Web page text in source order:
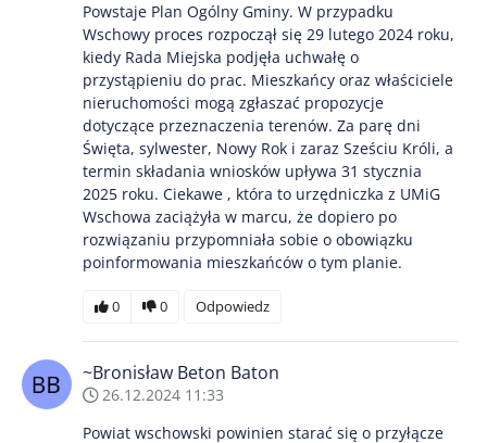
Powstaje Plan Ogólny Gminy. W przypadku
Wschowy proces rozpoczął się 29 lutego 2024 roku,
kiedy Rada Miejska podjęła uchwałę o
przystąpieniu do prac. Mieszkańcy oraz właściciele
nieruchomości mogą zgłaszać propozycje
dotyczące przeznaczenia terenów. Za parę dni
Święta, sylwester, Nowy Rok i zaraz Sześciu Króli, a
termin składania wniosków upływa 31 stycznia
2025 roku. Ciekawe , która to urzędniczka z UMiG
Wschowa zaciążyła w marcu, że dopiero po
rozwiązaniu przypomniała sobie o obowiązku
poinformowania mieszkańców o tym planie.
0 0 Odpowiedz
~Bronisław Beton Baton
26.12.2024 11:33
Powiat wschowski powinien starać się o przyłącze